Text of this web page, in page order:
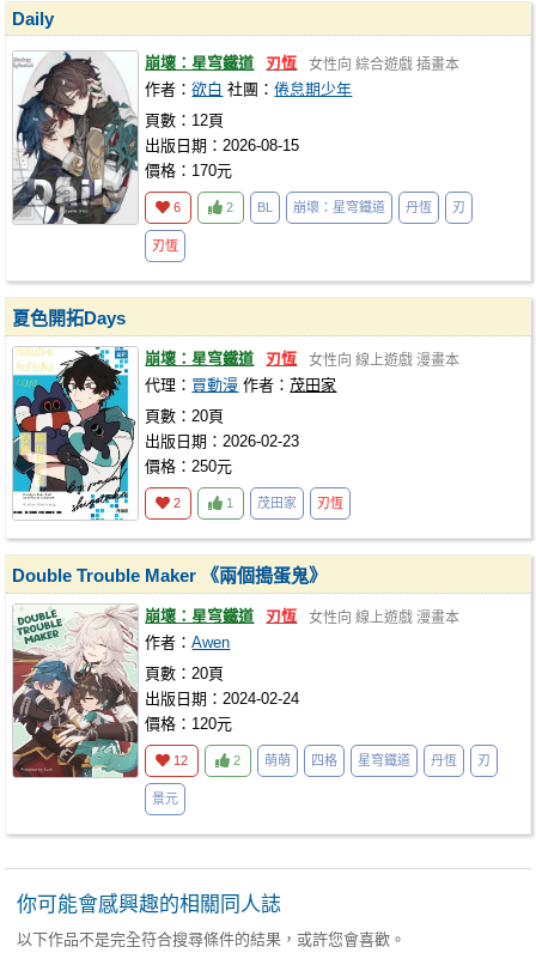
Daily
崩壞：星穹鐵道 刃恆 女性向 綜合遊戲 插畫本
作者：欲白 社團：倦怠期少年
頁數：12頁
出版日期：2026-08-15
價格：170元
6 2 BL 崩壞：星穹鐵道 丹恆 刃
刃恆
夏色開拓Days
崩壞：星穹鐵道 刃恆 女性向 線上遊戲 漫畫本
代理： 買動漫 作者：茂田家
頁數：20頁
出版日期：2026-02-23
價格：250元
2 1 茂田家 刃恆
Double Trouble Maker 《兩個搗蛋鬼》
崩壞：星穹鐵道 刃恆 女性向 線上遊戲 漫畫本
作者：Awen
頁數：20頁
出版日期：2024-02-24
價格：120元
12 2 萌萌 四格 星穹鐵道 丹恆 刃
景元
你可能會感興趣的相關同人誌
以下作品不是完全符合搜尋條件的結果，或許您會喜歡。